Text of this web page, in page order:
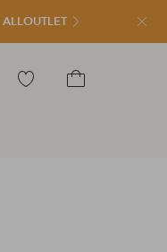
ALLOUTLET Luk
Gå